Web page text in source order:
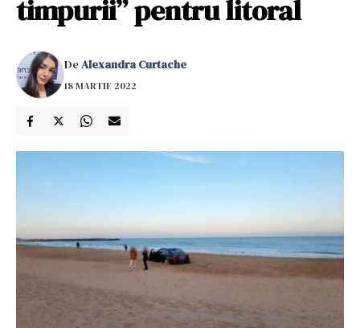
timpurii” pentru litoral
DeAlexandra Curtache
18 MARTIE 2022